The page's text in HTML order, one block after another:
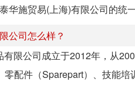
华施贸易(上海)有限公司的
公司怎么样？
限公司成立于2012年，从
配件（Sparepart）、技能